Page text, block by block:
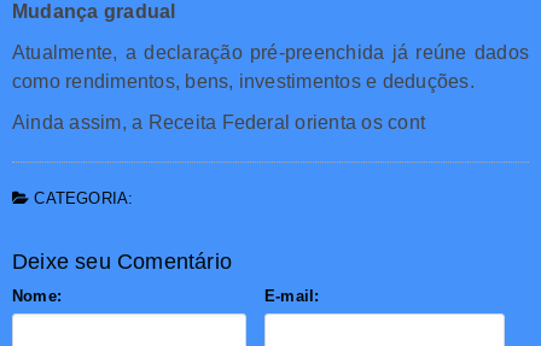
Mudança gradual
Atualmente, a declaração pré-preenchida já reúne dados
como rendimentos, bens, investimentos e deduções.
Ainda assim, a Receita Federal orienta os cont
CATEGORIA:
Deixe seu Comentário
Nome: E-mail: